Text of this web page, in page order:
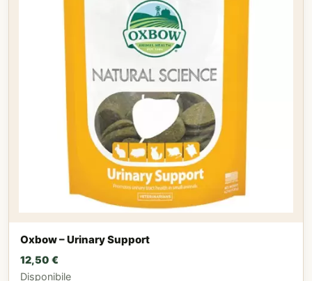
Oxbow – Urinary Support
12,50 €
Disponibile